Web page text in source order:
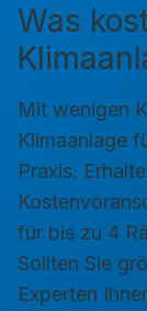
Was
Mit wenigen
Klimaanlage
Praxis.
für bis zu 4
Sollten Sie
Experten